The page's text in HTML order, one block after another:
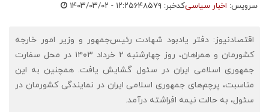
سرویس: اخبار سیاسیکدخبر: ۶۴۸۵۷۹ ۱۴۰۳/۰۳/۰۲ - ۱۲:۲۵
اقتصادنیوز: دفتر یادبود شهادت رئیس‌جمهور و وزیر امور خارجه
کشورمان و همراهان، روز چهارشنبه ۲ خرداد ۱۴۰۳ در محل سفارت
جمهوری اسلامی ایران در سئول گشایش یافت. همچنین به این
مناسبت، پرچم‌های جمهوری اسلامی ایران در نمایندگی کشورمان در
سئول، به حالت نیمه افراشته درآمد.